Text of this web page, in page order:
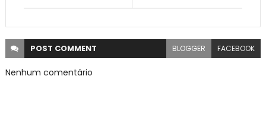
POST COMMENT BLOGGER FACEBOOK
Nenhum comentário